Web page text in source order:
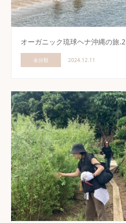
オーガニック琉球ヘナ沖縄の旅.2
未分類 2024.12.11